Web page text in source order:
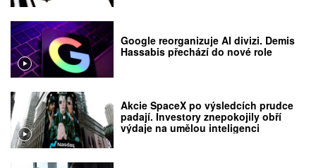
Google reorganizuje AI divizi. Demis
Hassabis přechází do nové role
Akcie SpaceX po výsledcích prudce
padají. Investory znepokojily obří
výdaje na umělou inteligenci